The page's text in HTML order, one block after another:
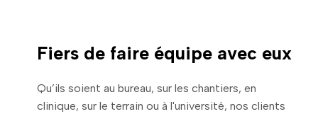
Fiers de faire équipe avec eux
Qu’ils soient au bureau, sur les chantiers, en
clinique, sur le terrain ou à l'université, nos clients